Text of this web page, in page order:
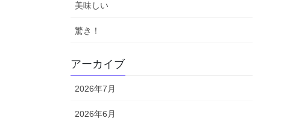
美味しい
驚き！
アーカイブ
2026年7月
2026年6月